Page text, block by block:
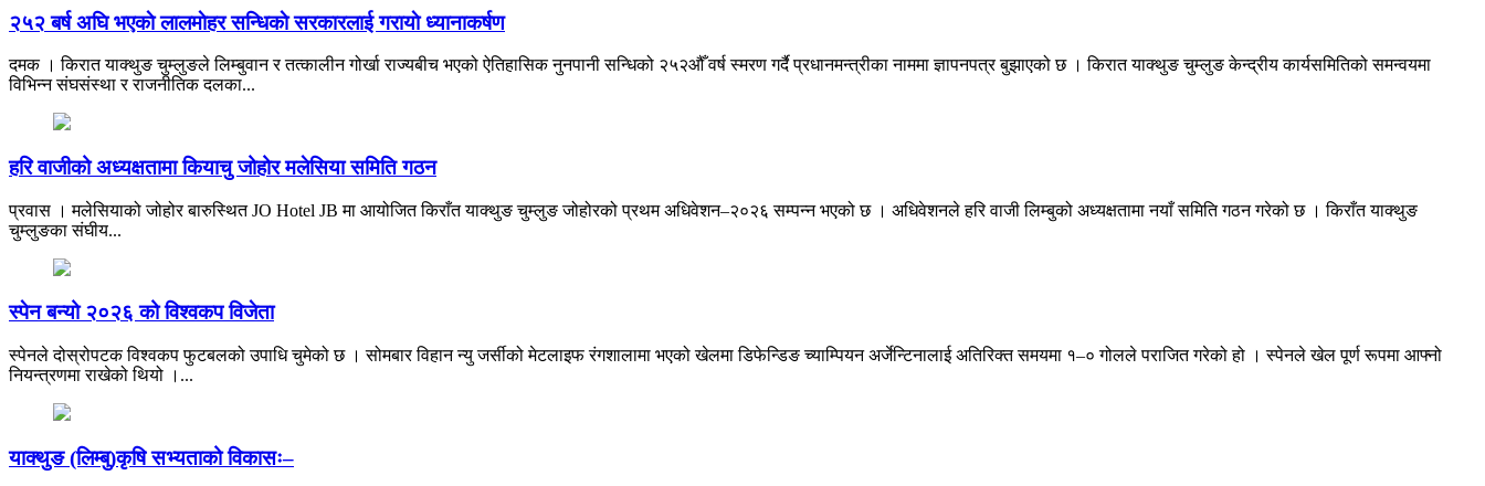
२५२ बर्ष अघि भएकाे लालमाेहर सन्धिकाे सरकारलाई गरायाे ध्यानाकर्षण
दमक । किरात याक्थुङ चुम्लुङले लिम्बुवान र तत्कालीन गोर्खा राज्यबीच भएको ऐतिहासिक नुनपानी सन्धिको २५२औँ वर्ष स्मरण गर्दै प्रधानमन्त्रीका नाममा ज्ञापनपत्र बुझाएको छ । किरात याक्थुङ चुम्लुङ केन्द्रीय कार्यसमितिको समन्वयमा
विभिन्न संघसंस्था र राजनीतिक दलका...
हरि वाजीको अध्यक्षतामा कियाचु जोहोर मलेसिया समिति गठन
प्रवास । मलेसियाको जोहोर बारुस्थित JO Hotel JB मा आयोजित किराँत याक्थुङ चुम्लुङ जोहोरको प्रथम अधिवेशन–२०२६ सम्पन्न भएको छ । अधिवेशनले हरि वाजी लिम्बुको अध्यक्षतामा नयाँ समिति गठन गरेको छ । किराँत याक्थुङ
चुम्लुङका संघीय...
स्पेन बन्यो २०२६ को विश्वकप विजेता
स्पेनले दोस्रोपटक विश्वकप फुटबलको उपाधि चुमेको छ । सोमबार विहान न्यु जर्सीको मेटलाइफ रंगशालामा भएको खेलमा डिफेन्डिङ च्याम्पियन अर्जेन्टिनालाई अतिरिक्त समयमा १–० गोलले पराजित गरेको हो । स्पेनले खेल पूर्ण रूपमा आफ्नो
नियन्त्रणमा राखेको थियो ।...
याक्थुङ (लिम्बु)कृषि सभ्यताको विकासः–